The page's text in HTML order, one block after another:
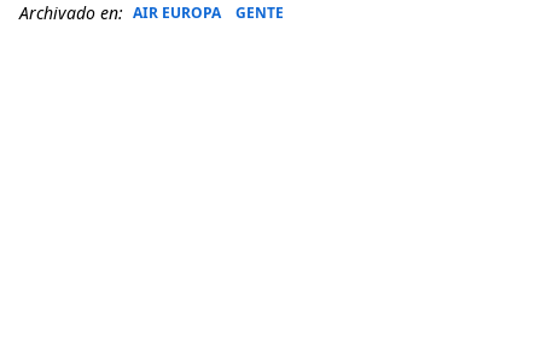
Archivado en: AIR EUROPA GENTE